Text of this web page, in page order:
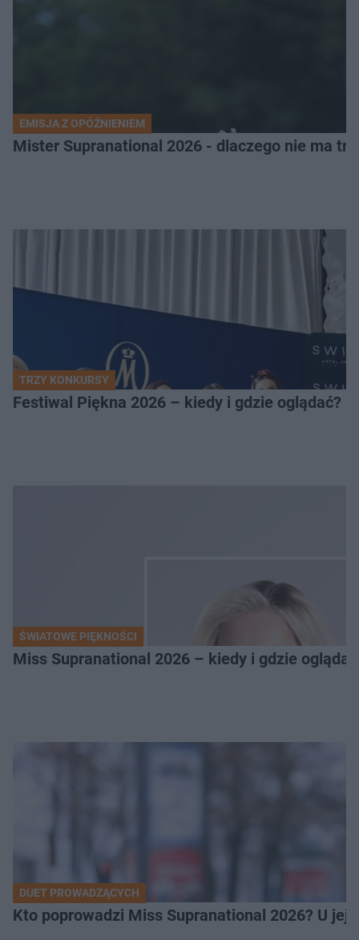
EMISJA Z OPÓŹNIENIEM
Mister Supranational 2026 - dlaczego nie ma
TRZY KONKURSY
Festiwal Piękna 2026 – kiedy i gdzie oglądać?
ŚWIATOWE PIĘKNOŚCI
Miss Supranational 2026 – kiedy i gdzie
DUET PROWADZĄCYCH
Kto poprowadzi Miss Supranational 2026? U jej